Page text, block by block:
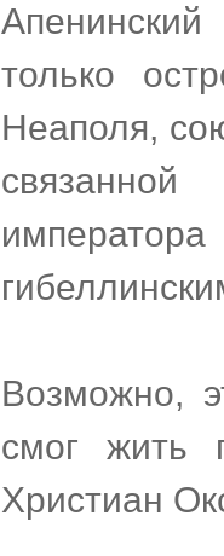
только
Неаполя,
Возможно,
смог жить
Христиан